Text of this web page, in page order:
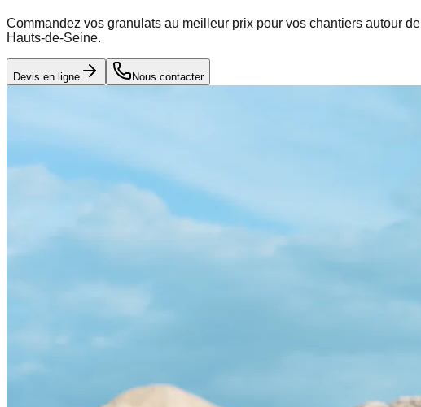
Commandez vos granulats au meilleur prix pour vos chantiers autour de
Hauts-de-Seine.
Devis en ligne Nous contacter